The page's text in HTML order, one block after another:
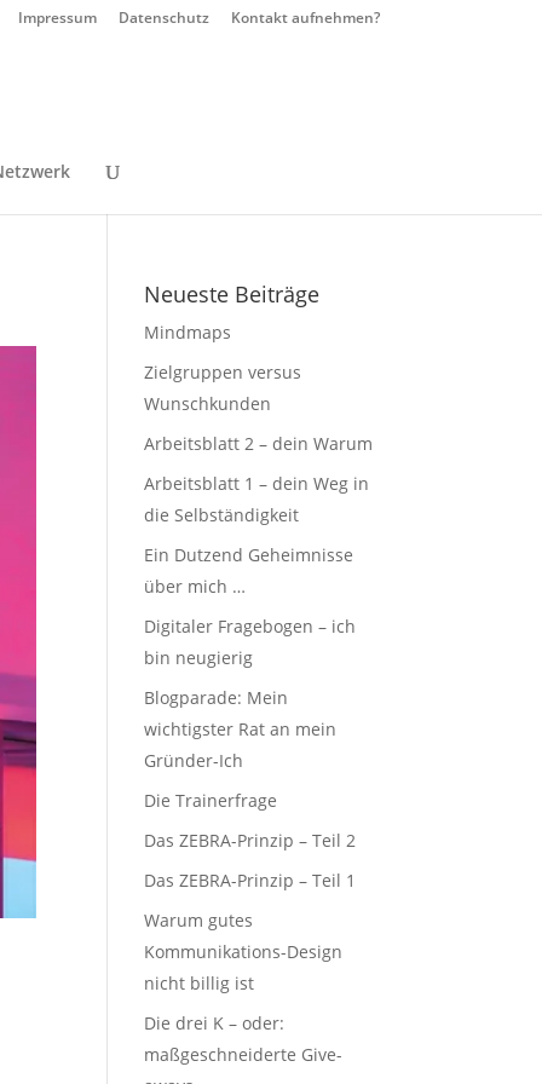
Impressum Datenschutz Kontakt aufnehmen?
Neueste Beiträge
Mindmaps
Zielgruppen versus
Wunschkunden
Arbeitsblatt 2 – dein Warum
Arbeitsblatt 1 – dein Weg in
die Selbständigkeit
Ein Dutzend Geheimnisse
über mich …
Digitaler Fragebogen – ich
bin neugierig
Blogparade: Mein
wichtigster Rat an mein
Gründer-Ich
Die Trainerfrage
Das ZEBRA-Prinzip – Teil 2
Das ZEBRA-Prinzip – Teil 1
Warum gutes
Kommunikations-Design
nicht billig ist
Die drei K – oder:
maßgeschneiderte Give-